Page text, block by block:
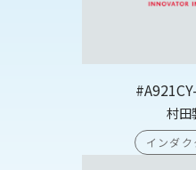
村田
インダ